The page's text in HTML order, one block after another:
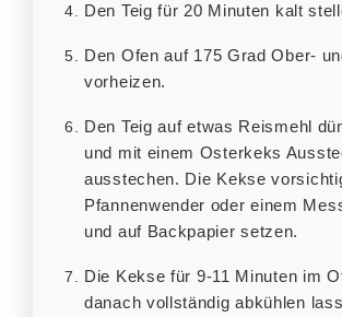
Den Teig für 20 Minuten kalt
Den Ofen auf 175 Grad Ober- und Unterhitze
vorheizen.
Den Teig auf etwas Reismehl dünn ausrollen
und mit einem Osterkeks
ausstechen. Die Kekse
Pfannenwender oder einem
und auf Backpapier setzen.
Die Kekse für 9-11 Minuten im Ofen backen,
danach vollständig abkühlen